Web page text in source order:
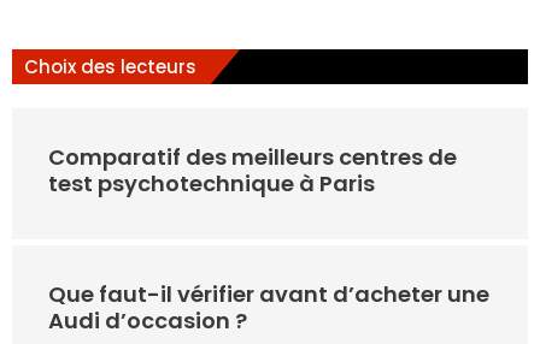
Choix des lecteurs
Comparatif des meilleurs centres de
test psychotechnique à Paris
Que faut-il vérifier avant d’acheter une
Audi d’occasion ?